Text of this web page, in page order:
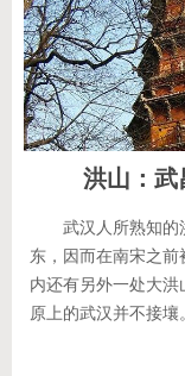
洪山：武
武汉人所熟知的
东，因而在南宋之
内还有另外一处大
原上的武汉并不接壤